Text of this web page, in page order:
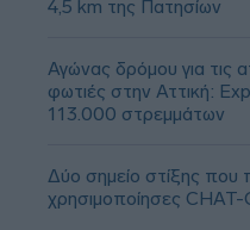
4,5 km της Πατησίων
Αγώνας δρόμου για τις
φωτιές στην Αττική:
113.000 στρεμμάτων
Δύο σημείο στίξης που
χρησιμοποίησες